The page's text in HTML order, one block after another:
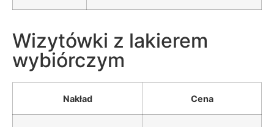
Wizytówki z lakierem
wybiórczym
Nakład Cena